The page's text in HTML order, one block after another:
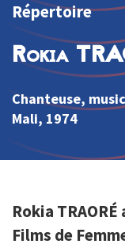
Répertoire
Rokia
Chanteuse,
Mali, 1974
Rokia
Films de